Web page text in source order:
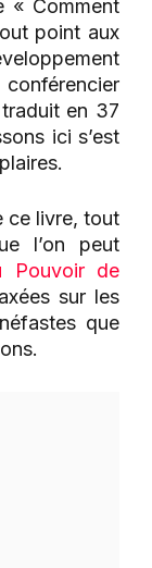
« Comment
point aux
conférencier
en 37
ici s’est
ce livre, tout
l’on peut
Pouvoir de
sur les
que